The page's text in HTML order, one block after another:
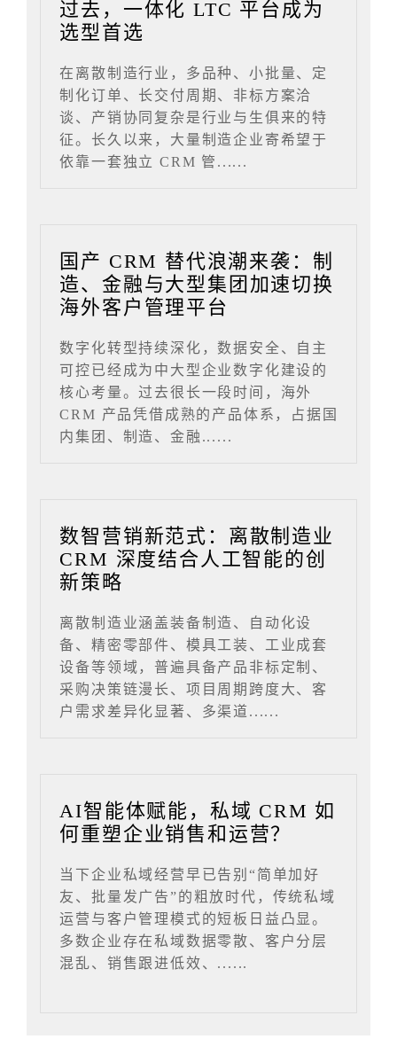
过去，一体化 LTC 平台成为
选型首选
在离散制造行业，多品种、小批量、定
制化订单、长交付周期、非标方案洽
谈、产销协同复杂是行业与生俱来的特
征。长久以来，大量制造企业寄希望于
依靠一套独立 CRM 管......
国产 CRM 替代浪潮来袭：制
造、金融与大型集团加速切换
海外客户管理平台
数字化转型持续深化，数据安全、自主
可控已经成为中大型企业数字化建设的
核心考量。过去很长一段时间，海外
CRM 产品凭借成熟的产品体系，占据国
内集团、制造、金融......
数智营销新范式：离散制造业
CRM 深度结合人工智能的创
新策略
离散制造业涵盖装备制造、自动化设
备、精密零部件、模具工装、工业成套
设备等领域，普遍具备产品非标定制、
采购决策链漫长、项目周期跨度大、客
户需求差异化显著、多渠道......
AI智能体赋能，私域 CRM 如
何重塑企业销售和运营？
当下企业私域经营早已告别“简单加好
友、批量发广告”的粗放时代，传统私域
运营与客户管理模式的短板日益凸显。
多数企业存在私域数据零散、客户分层
混乱、销售跟进低效、......